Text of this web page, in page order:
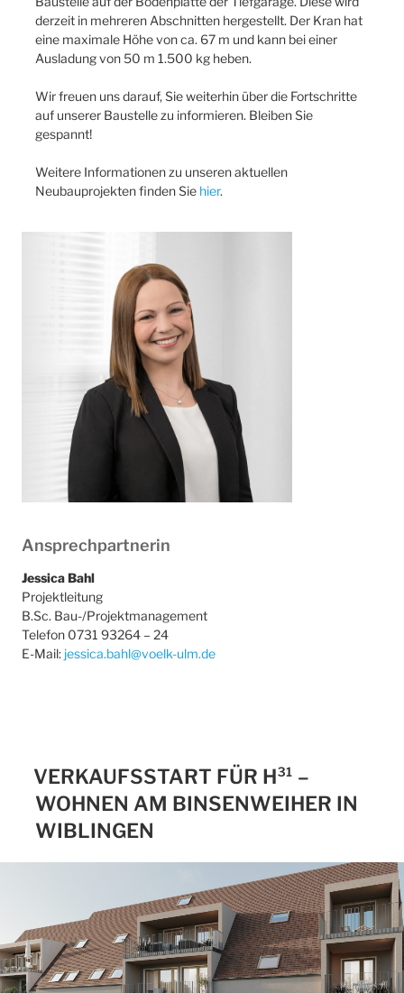
derzeit in mehreren Abschnitten hergestellt. Der Kran hat
eine maximale Höhe von ca. 67 m und kann bei einer
Ausladung von 50 m 1.500 kg heben.
Wir freuen uns darauf, Sie weiterhin über die Fortschritte
auf unserer Baustelle zu informieren. Bleiben Sie
gespannt!
Weitere Informationen zu unseren aktuellen
Neubauprojekten finden Sie hier.
Ansprechpartnerin
Jessica Bahl
Projektleitung
B.Sc. Bau-/Projektmanagement
Telefon 0731 93264 – 24
E-Mail: jessica.bahl@voelk-ulm.de
VERKAUFSSTART FÜR H³¹ –
WOHNEN AM BINSENWEIHER IN
WIBLINGEN